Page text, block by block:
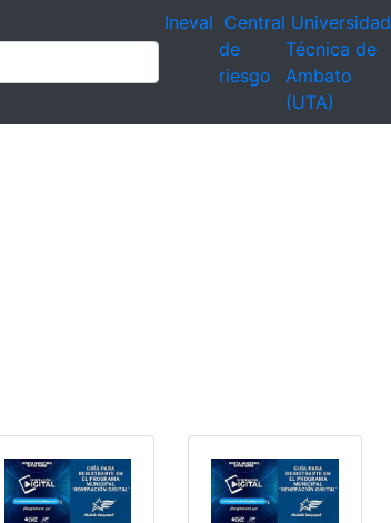
Ineval Central
de
riesgo
Universidad
Técnica de
Ambato
(UTA)